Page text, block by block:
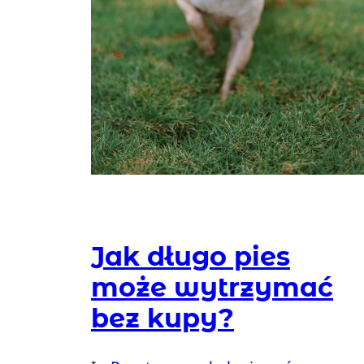
Jak długo pies
może wytrzymać
bez kupy?